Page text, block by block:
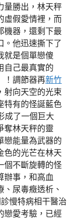
量勝出，林天秤
虛假愛情裡，而
機器，還剩下最
。他迅速撕下了
就是個單戀傻
自己最真實的
！調節器再新竹
射向天空的光束
特有的怪誕藍色
成了一個巨大
奪林天秤的靈
戀能量為武器的
色的光芒在林天
個不斷旋轉的怪
辦事，和高血
尿毒癥透析、
慢特病相干醫治
戀愛考驗，已經